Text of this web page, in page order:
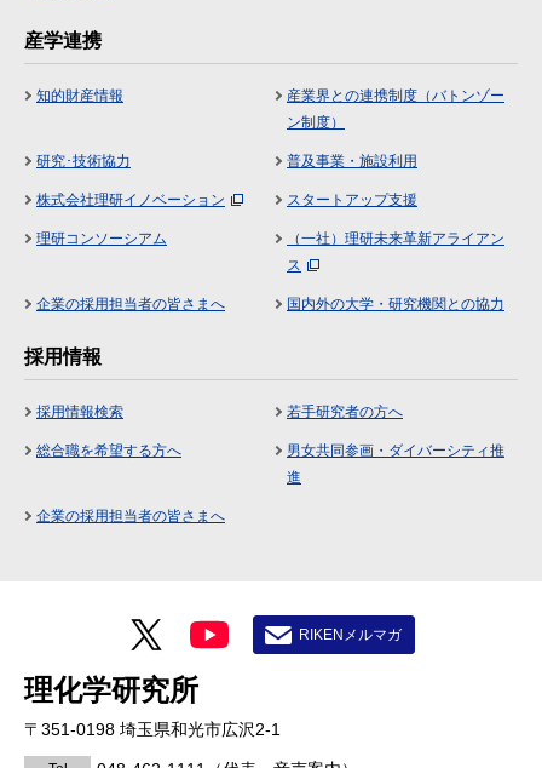
産学連携
知的財産情報
産業界との連携制度（バトンゾー
ン制度）
研究･技術協力 普及事業・施設利用
株式会社理研イノベーション スタートアップ支援
理研コンソーシアム
（一社）理研未来革新アライアン
ス
企業の採用担当者の皆さまへ 国内外の大学・研究機関との協力
採用情報
採用情報検索 若手研究者の方へ
総合職を希望する方へ
男女共同参画・ダイバーシティ推
進
企業の採用担当者の皆さまへ
理化学研究所
〒351-0198 埼玉県和光市広沢2-1
RIKENメルマガ